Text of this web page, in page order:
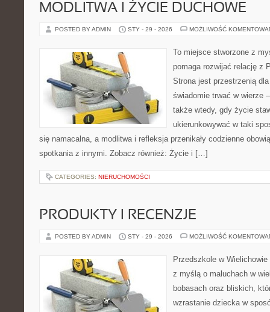
MODLITWA I ŻYCIE DUCHOWE
POSTED BY ADMIN STY - 29 - 2026 MOŻLIWOŚĆ
To miejsce stworzone z
pomaga rozwijać relację z
Strona jest przestrzenią
świadomie trwać w wierze
także wtedy, gdy życie
ukierunkowywać w taki
się namacalna, a modlitwa i refleksja przenikały codzienne
spotkania z innymi. Zobacz również: Życie i […]
CATEGORIES: NIERUCHOMOŚCI
PRODUKTY I RECENZJE
POSTED BY ADMIN STY - 29 - 2026 MOŻLIWOŚĆ
Przedszkole w
z myślą o maluchach w
bobasach oraz bliskich,
wzrastanie dziecka w